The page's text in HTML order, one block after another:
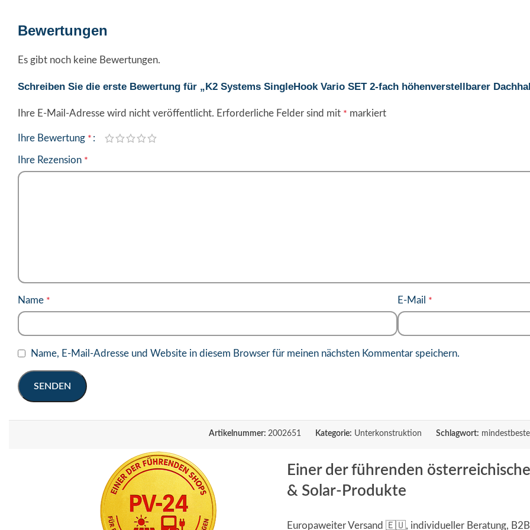
Bewertungen
Es gibt noch keine Bewertungen.
Schreiben Sie die erste Bewertung für „K2 Systems SingleHook Vario SET 2-fach höhenverstellbarer
Ihre E-Mail-Adresse wird nicht veröffentlicht. Erforderliche Felder sind mit * markiert
Ihre Bewertung *
Ihre Rezension *
Name * E-Mail *
Name, E-Mail-Adresse und Website in diesem Browser für meinen nächsten Kommentar speichern.
Alternative:
Artikelnummer: 2002651 Kategorie: Unterkonstruktion Schlagwort:
Einer der führenden
& Solar-Produkte
Europaweiter Versand 🇪🇺, individueller Beratung,